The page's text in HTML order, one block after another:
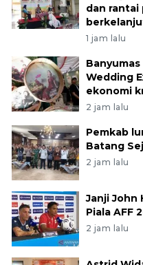
dan rantai
1 jam lalu
Wedding
ekonomi
2 jam lalu
Pemkab
Batang
2 jam lalu
Janji John
Piala AFF
2 jam lalu